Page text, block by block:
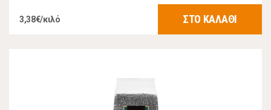
3,38€/κιλό ΣΤΟ ΚΑΛΑΘΙ